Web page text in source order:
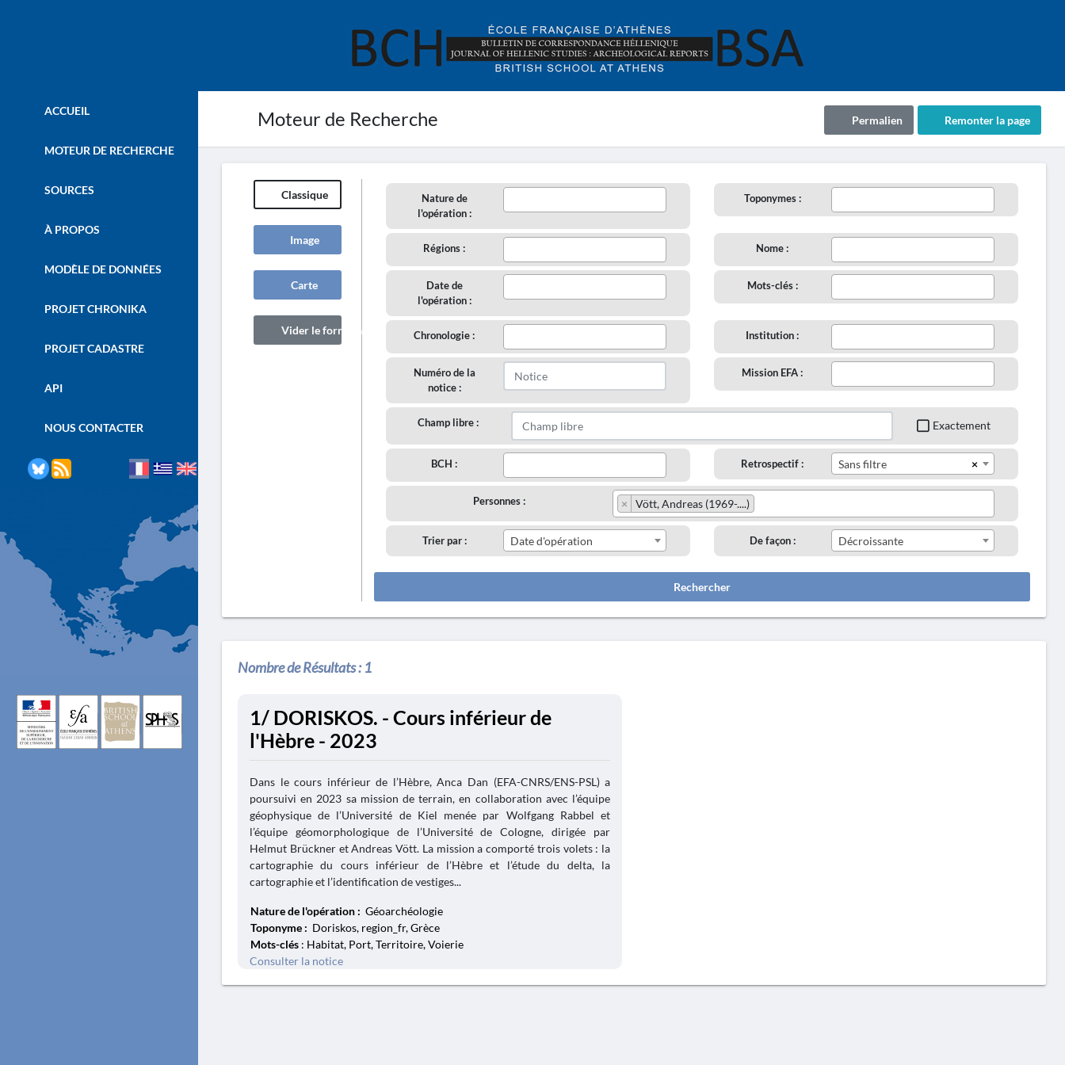
Moteur de Recherche Remonter la page
Permalien
ACCUEIL
MOTEUR DE RECHERCHE
SOURCES
À PROPOS
MODÈLE DE DONNÉES
PROJET CHRONIKA
PROJET CADASTRE
API
NOUS CONTACTER
Classique
Image
Carte
Vider le formulaire
Nature de
l'opération :
Toponymes :
Régions : Nome :
Date de
l'opération :
Mots-clés :
Chronologie : Institution :
Numéro de la
notice :
Mission EFA :
Champ libre : Exactement
BCH : Retrospectif : ×
Sans filtre
Personnes : × Vött, Andreas (1969-....)
Trier par : Date d'opération De façon : Décroissante
Rechercher
Nombre de Résultats :1
1/ DORISKOS. - Cours inférieur de
l'Hèbre - 2023
Dans le cours inférieur de l’Hèbre, Anca Dan (EFA-CNRS/ENS-PSL) a
poursuivi en 2023 sa mission de terrain, en collaboration avec l’équipe
géophysique de l’Université de Kiel menée par Wolfgang Rabbel et
l’équipe géomorphologique de l’Université de Cologne, dirigée par
Helmut Brückner et Andreas Vött. La mission a comporté trois volets : la
cartographie du cours inférieur de l’Hèbre et l’étude du delta, la
cartographie et l’identification de vestiges...
Nature de l'opération : Géoarchéologie
Toponyme : Doriskos, region_fr, Grèce
Mots-clés : Habitat, Port, Territoire, Voierie
Consulter la notice